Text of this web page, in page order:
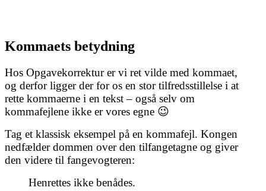
Kommaets betydning
Hos Opgavekorrektur er vi ret vilde med kommaet,
og derfor ligger der for os en stor tilfredsstillelse i at
rette kommaerne i en tekst – også selv om
kommafejlene ikke er vores egne 😉
Tag et klassisk eksempel på en kommafejl. Kongen
nedfælder dommen over den tilfangetagne og giver
den videre til fangevogteren:
Henrettes ikke benådes.